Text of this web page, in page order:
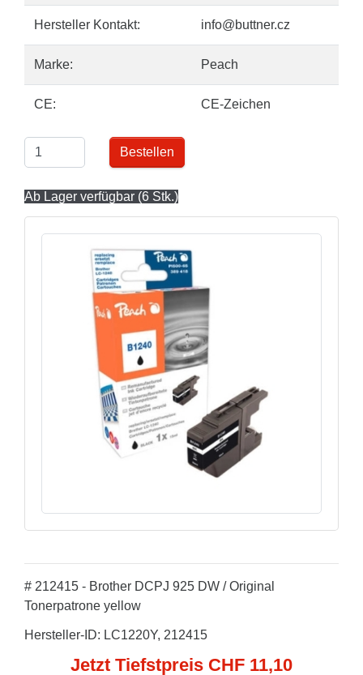
Hersteller Kontakt: info@buttner.cz
Marke: Peach
CE: CE-Zeichen
Bestellen
Ab Lager verfügbar (6 Stk.)
# 212415 - Brother DCPJ 925 DW / Original
Tonerpatrone yellow
Hersteller-ID: LC1220Y, 212415
Jetzt Tiefstpreis CHF 11,10